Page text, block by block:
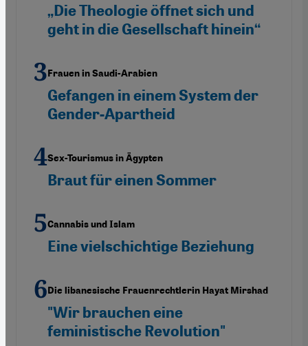
„Die Theologie öffnet sich und
geht in die Gesellschaft hinein“
Frauen in Saudi-Arabien
Gefangen in einem System der
Gender-Apartheid
Sex-Tourismus in Ägypten
Braut für einen Sommer
Cannabis und Islam
Eine vielschichtige Beziehung
Die libanesische Frauenrechtlerin Hayat Mirshad
"Wir brauchen eine
feministische Revolution"